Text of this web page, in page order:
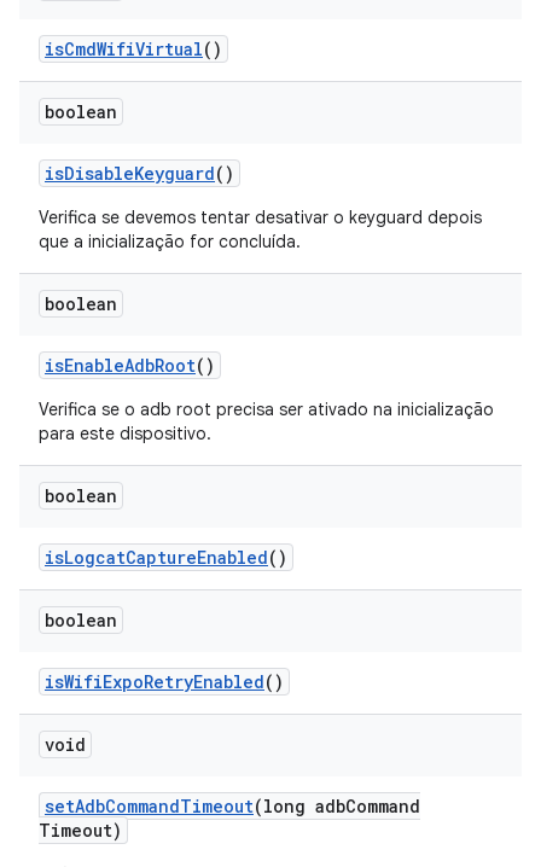
isCmdWifiVirtual()
boolean
isDisableKeyguard()
Verifica se devemos tentar desativar o keyguard depois
que a inicialização for concluída.
boolean
isEnableAdbRoot()
Verifica se o adb root precisa ser ativado na inicialização
para este dispositivo.
boolean
isLogcatCaptureEnabled()
boolean
isWifiExpoRetryEnabled()
void
setAdbCommandTimeout(long adbCommand
Timeout)